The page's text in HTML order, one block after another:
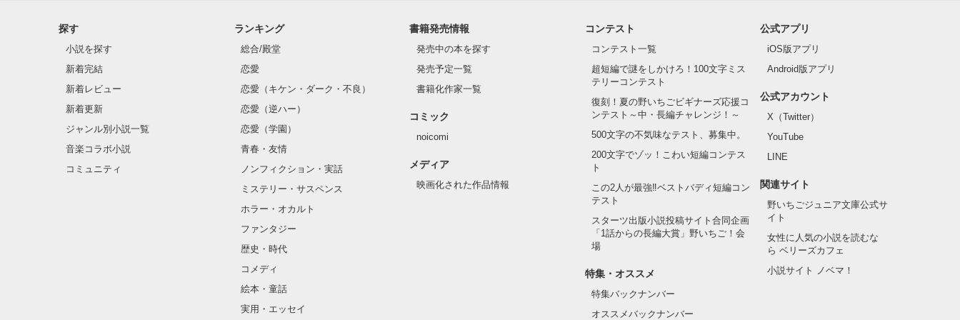
探す
小説を探す
新着完結
新着レビュー
新着更新
ジャンル別小説一覧
音楽コラボ小説
コミュニティ
ランキング
総合/殿堂
恋愛
恋愛（キケン・ダーク・不良）
恋愛（逆ハー）
恋愛（学園）
青春・友情
ノンフィクション・実話
ミステリー・サスペンス
ホラー・オカルト
ファンタジー
歴史・時代
コメディ
絵本・童話
実用・エッセイ
書籍発売情報
発売中の本を探す
発売予定一覧
書籍化作家一覧
コミック
noicomi
メディア
映画化された作品情報
コンテスト
コンテスト一覧
超短編で謎をしかけろ！100文字ミス
テリーコンテスト
復刻！夏の野いちごビギナーズ応援コ
ンテスト～中・長編チャレンジ！～
500文字の不気味なテスト、募集中。
200文字でゾッ！こわい短編コンテス
ト
この2人が最強‼ベストバディ短編コン
テスト
スターツ出版小説投稿サイト合同企画
「1話からの長編大賞」野いちご！会
場
特集・オススメ
特集バックナンバー
オススメバックナンバー
公式アプリ
iOS版アプリ
Android版アプリ
公式アカウント
X（Twitter）
YouTube
LINE
関連サイト
野いちごジュニア文庫公式サ
イト
女性に人気の小説を読むな
ら ベリーズカフェ
小説サイト ノベマ！